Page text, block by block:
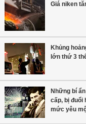
Giá niken
Khủng
lớn thứ 3
Những bí
cấp, bị đuổi
mức yêu